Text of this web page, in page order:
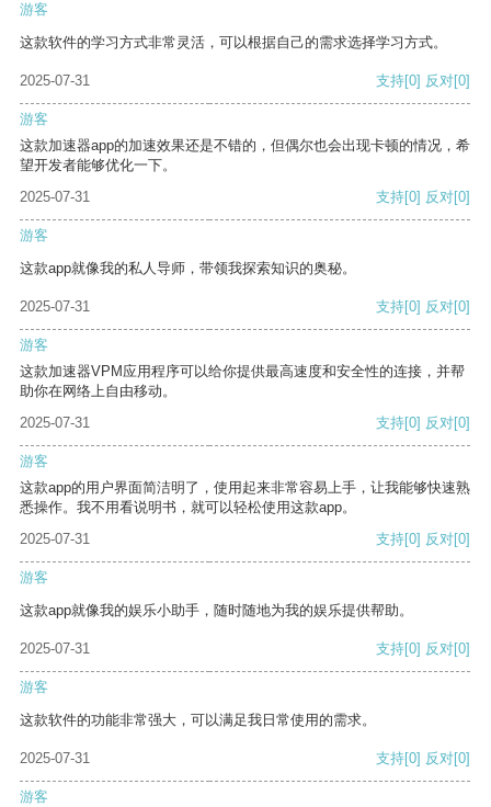
游客
这款软件的学习方式非常灵活，可以根据自己的需求选择学习方式。
2025-07-31 支持[0] 反对[0]
游客
这款加速器app的加速效果还是不错的，但偶尔也会出现卡顿的情况，希
望开发者能够优化一下。
2025-07-31
支持[0] 反对[0]
游客
这款app就像我的私人导师，带领我探索知识的奥秘。
2025-07-31 支持[0] 反对[0]
游客
这款加速器VPM应用程序可以给你提供最高速度和安全性的连接，并帮
助你在网络上自由移动。
2025-07-31
支持[0] 反对[0]
游客
这款app的用户界面简洁明了，使用起来非常容易上手，让我能够快速熟
悉操作。我不用看说明书，就可以轻松使用这款app。
2025-07-31
支持[0] 反对[0]
游客
这款app就像我的娱乐小助手，随时随地为我的娱乐提供帮助。
2025-07-31 支持[0] 反对[0]
游客
这款软件的功能非常强大，可以满足我日常使用的需求。
2025-07-31 支持[0] 反对[0]
游客